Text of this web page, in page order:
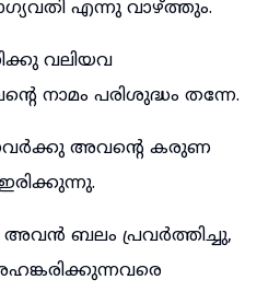
എന്നു വാഴ്ത്തും.
വലിയവ
നാമം പരിശുദ്ധം തന്നേ.
അവന്റെ കരുണ
ബലം പ്രവർത്തിച്ചു,